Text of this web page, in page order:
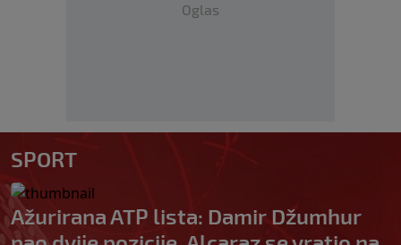
Oglas
SPORT
Ažurirana ATP lista: Damir Džumhur